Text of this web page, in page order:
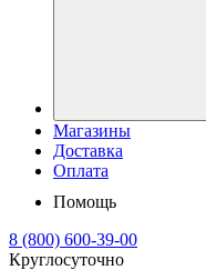
Магазины
Доставка
Оплата
Помощь
8 (800) 600-39-00
Круглосуточно